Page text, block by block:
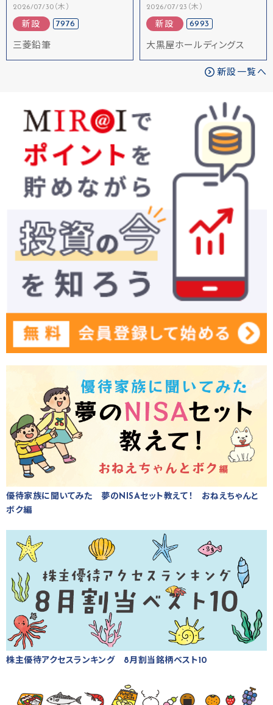
2026/07/30（木）
新設 7976
三菱鉛筆
2026/07/23（木）
新設 6993
大黒屋ホールディングス
新設一覧へ
優待家族に聞いてみた 夢のNISAセット教えて！ おねえちゃんと
ボク編
株主優待アクセスランキング 8月割当銘柄ベスト10